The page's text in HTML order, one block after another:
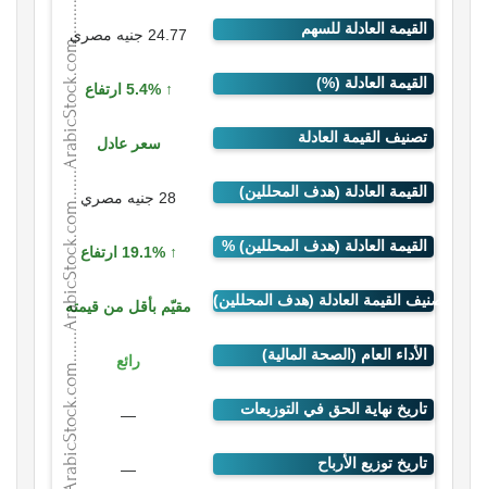
24.77 جنيه مصري
5.4% ارتفاع
سعر عادل
28 جنيه مصري
19.1% ارتفاع
مقيّم بأقل من قيمته
رائع
—
—